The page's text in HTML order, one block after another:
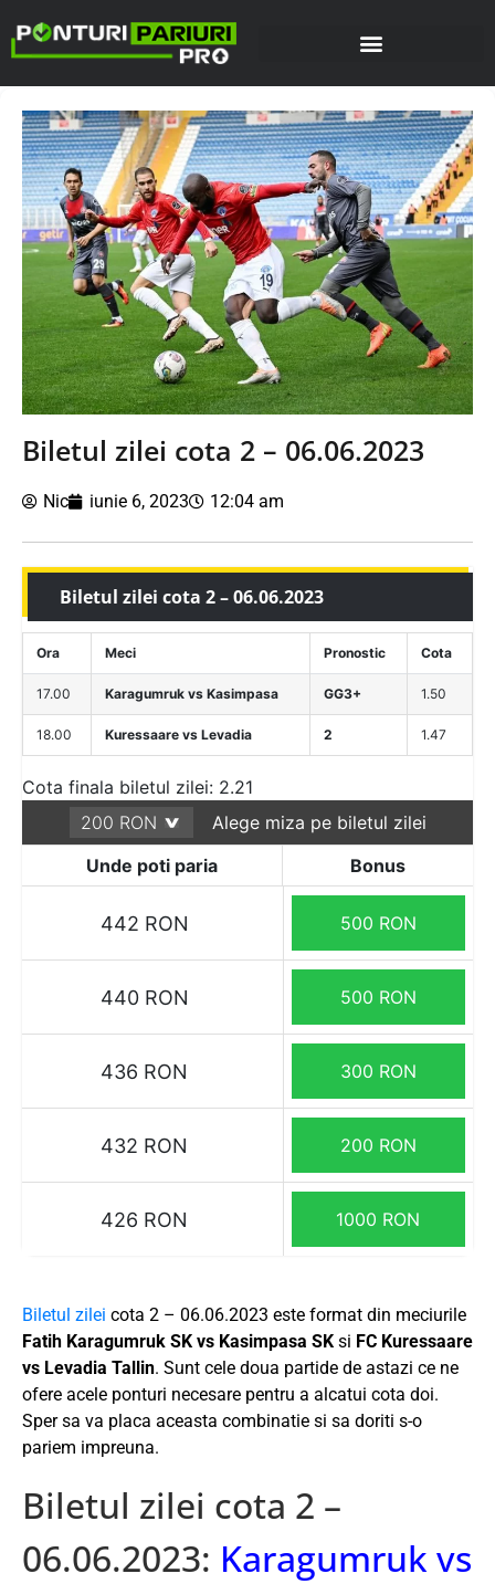
Biletul zilei cota 2 – 06.06.2023
Nic iunie 6, 2023 12:04 am
Biletul zilei cota 2 – 06.06.2023
Ora Meci Pronostic Cota
17.00 Karagumruk vs Kasimpasa GG3+ 1.50
18.00 Kuressaare vs Levadia 2 1.47
Cota finala biletul zilei: 2.21
Alege miza pe biletul zilei
Unde poti paria
Bonus
442 RON 500 RON
440 RON 500 RON
436 RON 300 RON
432 RON 200 RON
426 RON 1000 RON
Biletul zilei cota 2 – 06.06.2023 este format din meciurile
Fatih Karagumruk SK vs Kasimpasa SK si FC Kuressaare
vs Levadia Tallin. Sunt cele doua partide de astazi ce ne
ofere acele ponturi necesare pentru a alcatui cota doi.
Sper sa va placa aceasta combinatie si sa doriti s-o
pariem impreuna.
Biletul zilei cota 2 –
06.06.2023: Karagumruk vs